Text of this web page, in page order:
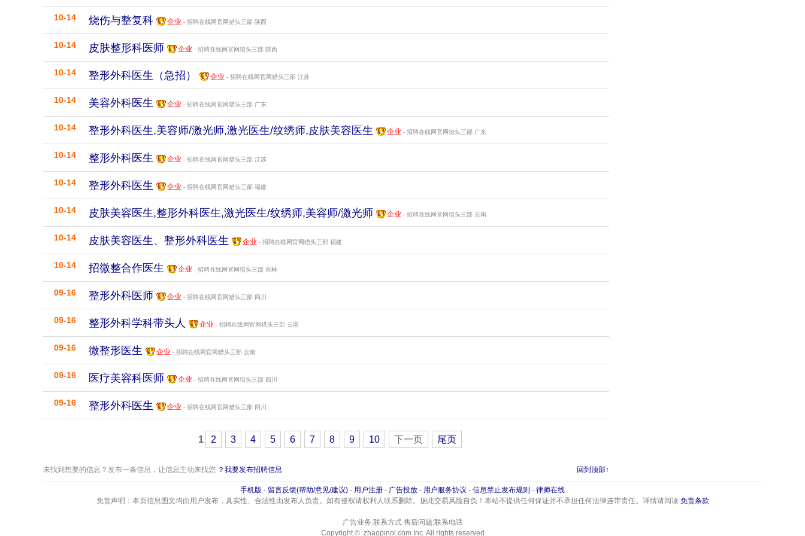
10-14 烧伤与整复科 企业 - 招聘在线网官网猎头三部 陕西
10-14 皮肤整形科医师 企业 - 招聘在线网官网猎头三部 陕西
10-14 整形外科医生（急招） 企业 - 招聘在线网官网猎头三部 江苏
10-14 美容外科医生 企业 - 招聘在线网官网猎头三部 广东
10-14 整形外科医生,美容师/激光师,激光医生/纹绣师,皮肤美容医生 企业 - 招聘在线网官网猎头三部 广东
10-14 整形外科医生 企业 - 招聘在线网官网猎头三部 江苏
10-14 整形外科医生 企业 - 招聘在线网官网猎头三部 福建
10-14 皮肤美容医生,整形外科医生,激光医生/纹绣师,美容师/激光师 企业 - 招聘在线网官网猎头三部 云南
10-14 皮肤美容医生、整形外科医生 企业 - 招聘在线网官网猎头三部 福建
10-14 招微整合作医生 企业 - 招聘在线网官网猎头三部 吉林
09-16 整形外科医师 企业 - 招聘在线网官网猎头三部 四川
09-16 整形外科学科带头人 企业 - 招聘在线网官网猎头三部 云南
09-16 微整形医生 企业 - 招聘在线网官网猎头三部 云南
09-16 医疗美容科医师 企业 - 招聘在线网官网猎头三部 四川
09-16 整形外科医生 企业 - 招聘在线网官网猎头三部 四川
1 2 3 4 5 6 7 8 9 10 下一页 尾页
回到顶部↑
未找到想要的信息？发布一条信息，让信息主动来找您 ？我要发布招聘信息
手机版 - 留言反馈(帮助/意见/建议) - 用户注册 - 广告投放 - 用户服务协议 - 信息禁止发布规则 - 律师在线
免责声明：本页信息图文均由用户发布，真实性、合法性由发布人负责。如有侵权请权利人联系删除。据此交易风险自负！本站不提供任何保证并不承担任何法律连带责任。详情请阅读 免责条款
广告业务:联系方式 售后问题:联系电话
Copyright © zhaopinol.com Inc. All rights reserved